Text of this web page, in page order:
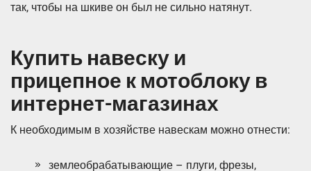
так, чтобы на шкиве он был не сильно натянут.
Купить навеску и
прицепное к мотоблоку в
интернет-магазинах
К необходимым в хозяйстве навескам можно отнести:
землеобрабатывающие – плуги, фрезы,